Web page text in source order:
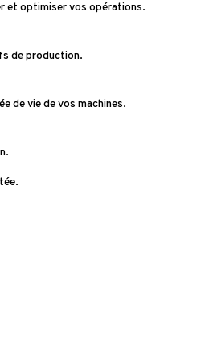
et optimiser vos opérations.
de production.
de vie de vos machines.